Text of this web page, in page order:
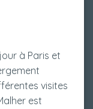
à Paris et
visites
est